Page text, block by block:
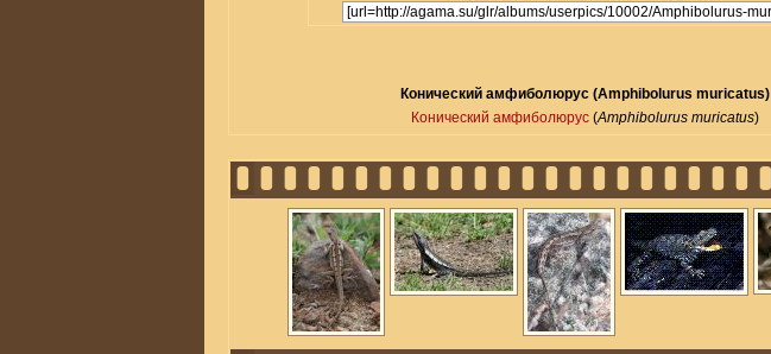
Конический амфиболюрус (Amphibolurus muricatus)
Конический амфиболюрус(Amphibolurus muricatus)